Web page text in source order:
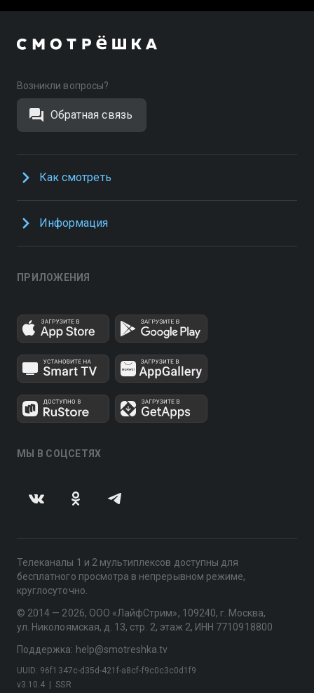
Возникли вопросы?
Обратная связь
Как смотреть
Информация
ПРИЛОЖЕНИЯ
МЫ В СОЦСЕТЯХ
Телеканалы 1 и 2 мультиплексов доступны для
бесплатного просмотра в непрерывном режиме,
круглосуточно.
© 2014 — 2026, ООО «ЛайфСтрим», 109240, г. Москва,
ул. Николоямская, д. 13, стр. 2, этаж 2, ИНН 7710918800
Поддержка: help@smotreshka.tv
v3.10.4 SSR
UUID: 96f1347c-d35d-421f-a8cf-f9c0c3c0d1f9